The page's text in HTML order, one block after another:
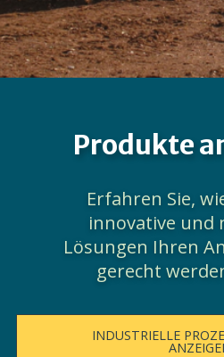
Produkte
Erfahren Sie,
innovative und
Lösungen Ihren
gerecht
INDUSTRIELLE